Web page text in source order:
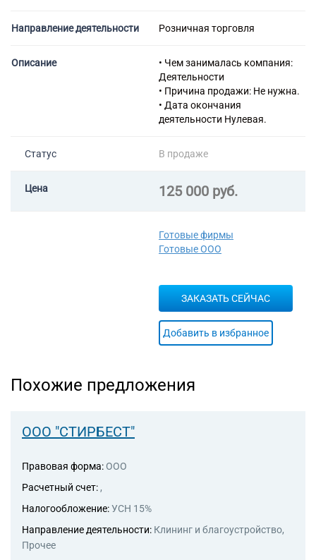
Направление деятельности Розничная торговля
Описание
• Чем занималась компания:
Деятельности
• Причина продажи: Не нужна.
• Дата окончания
деятельности Нулевая.
Статус В продаже
Цена 125 000 руб.
Готовые фирмы
Готовые ООО
ЗАКАЗАТЬ СЕЙЧАС
Добавить в избранное
Похожие предложения
ООО "СТИРБЕСТ"
Правовая форма: ООО
Расчетный счет: ,
Налогообложение:УСН 15%
Направление деятельности: Клининг и благоустройство,
Прочее